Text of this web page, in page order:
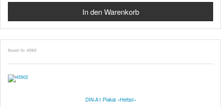
Bestell-Nr. 45902
DIN-A1 Plakat »Herbst«